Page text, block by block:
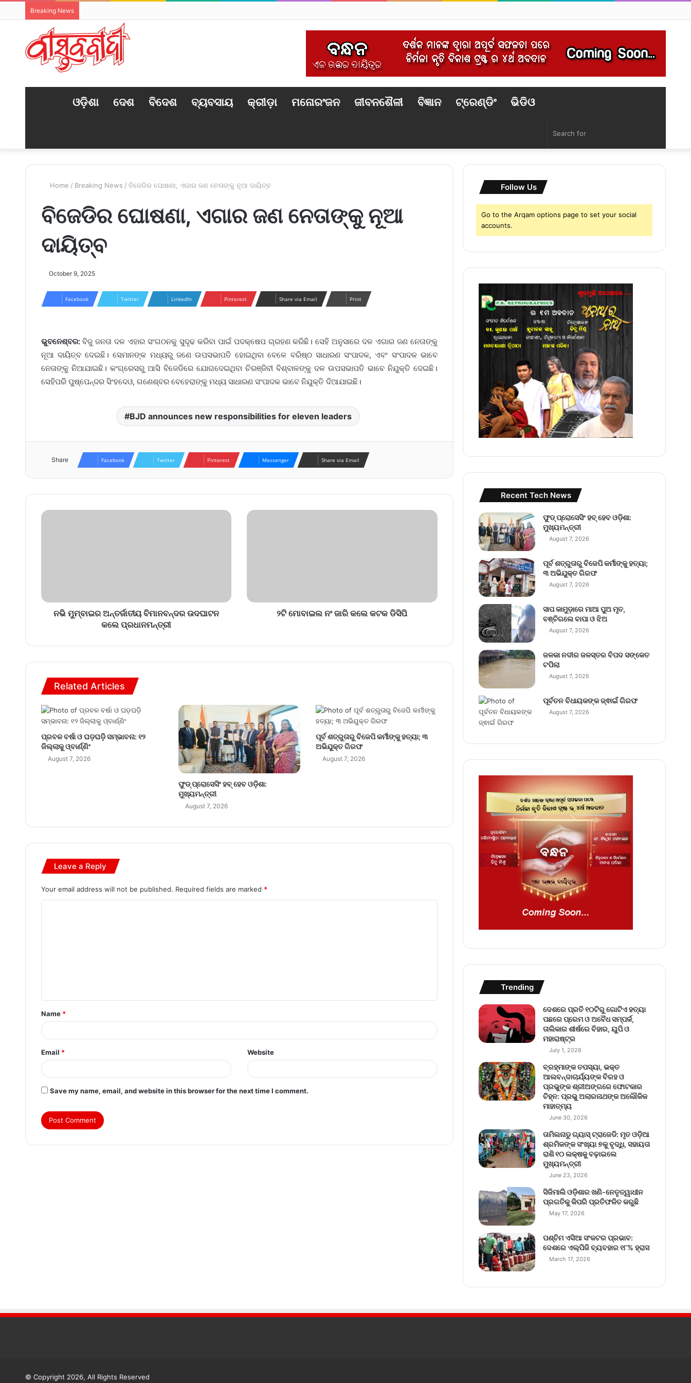
Breaking News
HOME
ଓଡ଼ିଶା ଦେଶ ବିଦେଶ ବ୍ୟବସାୟ କ୍ରୀଡ଼ା ମନୋରଂଜନ ଜୀବନଶୈଳୀ ବିଜ୍ଞାନ ଟ୍ରେଣ୍ଡିଂ ଭିଡିଓ
for
Random
Article
Home / Breaking News / ବିଜେଡିର ଘୋଷଣା, ଏଗାର ଜଣ ନେତାଙ୍କୁ ନୂଆ ଦାୟିତ୍ବ
ବିଜେଡିର ଘୋଷଣା, ଏଗାର ଜଣ ନେତାଙ୍କୁ ନୂଆ
ଦାୟିତ୍ବ
October 9, 2025
Facebook Twitter LinkedIn Pinterest Share via Email Print
ଭୁବନେଶ୍ବର:ବିଜୁ ଜନତା ଦଳ ଏହାର ସଂଗଠନକୁ ସୁଦୃଢ କରିବା ପାଇଁ ପଦକ୍ଷେପ ଗ୍ରହଣ କରିଛି। ସେହି ଅନୁସାରେ ଦଳ ଏଗାର ଜଣ ନେତାଙ୍କୁ
ନୂଆ ଦାୟିତ୍ବ ଦେଇଛି। ସେମାନଙ୍କ ମଧ୍ୟରୁ ଜଣେ ଉପସଭାପତି ହୋଇଥିବା ବେଳେ ବରିଷ୍ଠ ସାଧାରଣ ସଂପାଦକ, ଏବଂ ସଂପାଦକ ଭାବେ
ନେତାଙ୍କୁ ନିଆଯାଇଛି। କଂଗ୍ରେସରୁ ଆସି ବିଜେଡିରେ ଯୋଗଦେଇଥିବା ଚିରଞ୍ଜିବୀ ବିଶ୍ବାଳଙ୍କୁ ଦଳ ଉପସଭାପତି ଭାବେ ନିଯୁକ୍ତି ଦେଇଛି।
ସେହିପରି ପୁଷ୍ପେନ୍ଦର ସିଂହଦେଓ, ଗଣେଶ୍ବର ବେହେରାଙ୍କୁ ମଧ୍ୟ ସାଧାରଣ ସଂପାଦକ ଭାବେ ନିଯୁକ୍ତି ଦିଆଯାଇଛି।
BJD announces new responsibilities for eleven leaders
Share Facebook Twitter Pinterest Messenger Share via Email
ନଭି ମୁମ୍ବାଇର ଅନ୍ତର୍ଜାତୀୟ ବିମାନବନ୍ଦର ଉଦଘାଟନ
କଲେ ପ୍ରଧାନମନ୍ତ୍ରୀ
୨ଟି ମୋବାଇଲ ନଂ ଜାରି କଲେ କଟକ ଡିସିପି
Related Articles
ପ୍ରବଳ ବର୍ଷା ଓ ଘଡ଼ଘଡ଼ି ସମ୍ଭାବନା: ୧୨
ଜିଲ୍ଲାକୁ ଓ୍ବାର୍ଣ୍ଣିଂ
August 7, 2026
ଫୁଡ୍ ପ୍ରୋସେସିଂ ହବ୍ ହେବ ଓଡ଼ିଶା:
ମୁଖ୍ୟମନ୍ତ୍ରୀ
August 7, 2026
ପୂର୍ବ ଶତ୍ରୁତାରୁ ବିଜେପି କର୍ମୀଙ୍କୁ ହତ୍ୟା; ୩
ଅଭିଯୁକ୍ତ ଗିରଫ
August 7, 2026
Leave a Reply
Your email address will not be published. Required fields are marked *
Name *
Email * Website
Save my name, email, and website in this browser for the next time I comment.
Follow Us
Go to the Arqam options page to set your social
accounts.
Recent Tech News
ଫୁଡ୍ ପ୍ରୋସେସିଂ ହବ୍ ହେବ ଓଡ଼ିଶା:
ମୁଖ୍ୟମନ୍ତ୍ରୀ
August 7, 2026
ପୂର୍ବ ଶତ୍ରୁତାରୁ ବିଜେପି କର୍ମୀଙ୍କୁ ହତ୍ୟା;
୩ ଅଭିଯୁକ୍ତ ଗିରଫ
August 7, 2026
ସାପ କାମୁଡ଼ାରେ ମାଆ ପୁଅ ମୃତ,
ବଞ୍ଚିଗଲେ ବାପା ଓ ଝିଅ
August 7, 2026
ଜଳକା ନଦୀର ଜଳସ୍ତର ବିପଦ ସଙ୍କେତ
ଟପିଲା
August 7, 2026
ପୂର୍ବତନ ବିଧାୟକଙ୍କ ଜ୍ଵାଇଁ ଗିରଫ
August 7, 2026
Trending
ଦେଶରେ ପ୍ରତି ୧୦ଟିରୁ ଗୋଟିଏ ହତ୍ୟା
ପଛରେ ପ୍ରେମ ଓ ଅବୈଧ ସମ୍ପର୍କ,
ତାଲିକାର ଶୀର୍ଷରେ ବିହାର, ୟୁପି ଓ
ମହାରାଷ୍ଟ୍ର
July 1, 2026
ବ୍ରହ୍ମାଙ୍କ ତପସ୍ୟା, ଭକ୍ତ
ଆଲବନ୍ଦାଚାର୍ଯ୍ୟଙ୍କ ବିରହ ଓ
ପ୍ରଭୁଙ୍କ ଶ୍ରୀଅଙ୍ଗରେ ଫୋଟକାର
ଚିହ୍ନ: ପ୍ରଭୁ ଅଲାରନାଥଙ୍କ ଅଲୌକିକ
ମାହାତ୍ମ୍ୟ
June 30, 2026
ତାମିଲନାଡୁ ଗ୍ୟାସ୍ ଟ୍ରାଜେଡି: ମୃତ ଓଡ଼ିଆ
ଶ୍ରମିକଙ୍କ ସଂଖ୍ୟା ୭କୁ ବୃଦ୍ଧି, ସହାୟତା
ରାଶି ୧୦ ଲକ୍ଷକୁ ବଢ଼ାଇଲେ
ମୁଖ୍ୟମନ୍ତ୍ରୀ
June 23, 2026
ସିଜିମାଲି ଓଡ଼ିଶାର ଖଣି-ନେତୃତ୍ୱାଧୀନ
ପ୍ରଗତିକୁ କିପରି ପ୍ରତିଫଳିତ କରୁଛି
May 17, 2026
ପଶ୍ଚିମ ଏସିଆ ସଂକଟର ପ୍ରଭାବ:
ଦେଶରେ ଏଲ୍‌ପିଜି ବ୍ୟବହାର ୧୮% ହ୍ରାସ
March 17, 2026
© Copyright 2026, All Rights Reserved